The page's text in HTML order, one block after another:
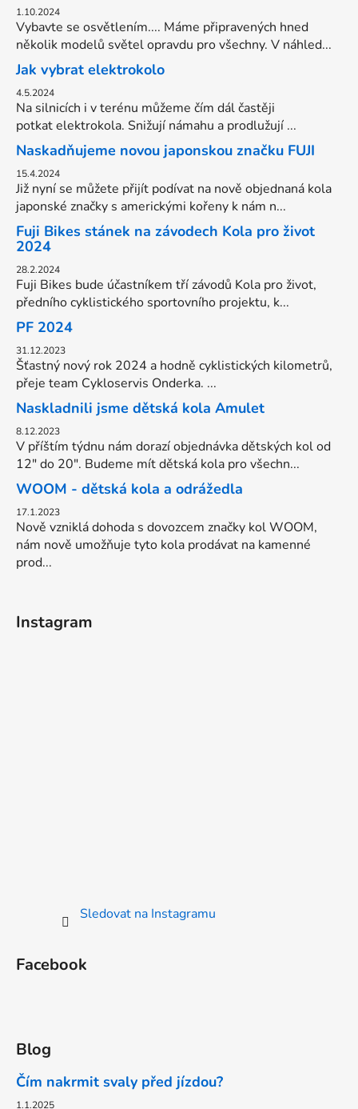
1.10.2024
Vybavte se osvětlením.... Máme připravených hned
několik modelů světel opravdu pro všechny. V náhled...
Jak vybrat elektrokolo
4.5.2024
Na silnicích i v terénu můžeme čím dál častěji
potkat elektrokola. Snižují námahu a prodlužují ...
Naskadňujeme novou japonskou značku FUJI
15.4.2024
Již nyní se můžete přijít podívat na nově objednaná kola
japonské značky s americkými kořeny k nám n...
Fuji Bikes stánek na závodech Kola pro život
2024
28.2.2024
Fuji Bikes bude účastníkem tří závodů Kola pro život,
předního cyklistického sportovního projektu, k...
PF 2024
31.12.2023
Šťastný nový rok 2024 a hodně cyklistických kilometrů,
přeje team Cykloservis Onderka. ...
Naskladnili jsme dětská kola Amulet
8.12.2023
V příštím týdnu nám dorazí objednávka dětských kol od
12" do 20". Budeme mít dětská kola pro všechn...
WOOM - dětská kola a odrážedla
17.1.2023
Nově vzniklá dohoda s dovozcem značky kol WOOM,
nám nově umožňuje tyto kola prodávat na kamenné
prod...
Instagram
Sledovat na Instagramu
Facebook
Blog
Čím nakrmit svaly před jízdou?
1.1.2025